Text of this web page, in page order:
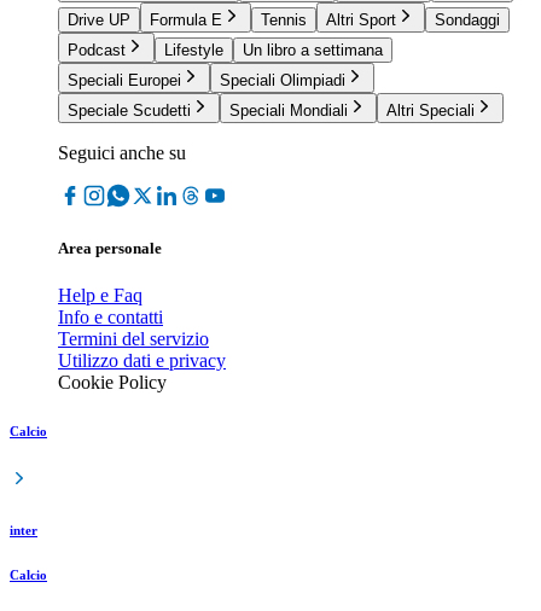
Drive UP
Formula E Tennis Altri Sport
Sondaggi
Podcast
Lifestyle
Un libro a settimana
Speciali Europei
Speciali Olimpiadi
Speciale Scudetti
Speciali Mondiali Altri Speciali
Seguici anche su
Area personale
Help e Faq
Info e contatti
Termini del servizio
Utilizzo dati e privacy
Cookie Policy
Calcio
inter
Calcio